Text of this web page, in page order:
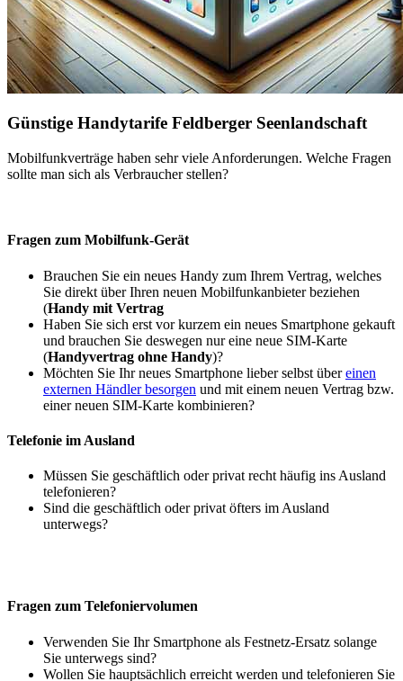
Günstige Handytarife Feldberger Seenlandschaft
Mobilfunkverträge haben sehr viele Anforderungen. Welche Fragen
sollte man sich als Verbraucher stellen?
Fragen zum Mobilfunk-Gerät
Brauchen Sie ein neues Handy zum Ihrem Vertrag, welches
Sie direkt über Ihren neuen Mobilfunkanbieter beziehen
(Handy mit Vertrag
Haben Sie sich erst vor kurzem ein neues Smartphone gekauft
und brauchen Sie deswegen nur eine neue SIM-Karte
(Handyvertrag ohne Handy)?
Möchten Sie Ihr neues Smartphone lieber selbst übereinen
externen Händler besorgen und mit einem neuen Vertrag bzw.
einer neuen SIM-Karte kombinieren?
Telefonie im Ausland
Müssen Sie geschäftlich oder privat recht häufig ins Ausland
telefonieren?
Sind die geschäftlich oder privat öfters im Ausland
unterwegs?
Fragen zum Telefoniervolumen
Verwenden Sie Ihr Smartphone als Festnetz-Ersatz solange
Sie unterwegs sind?
Wollen Sie hauptsächlich erreicht werden und telefonieren Sie